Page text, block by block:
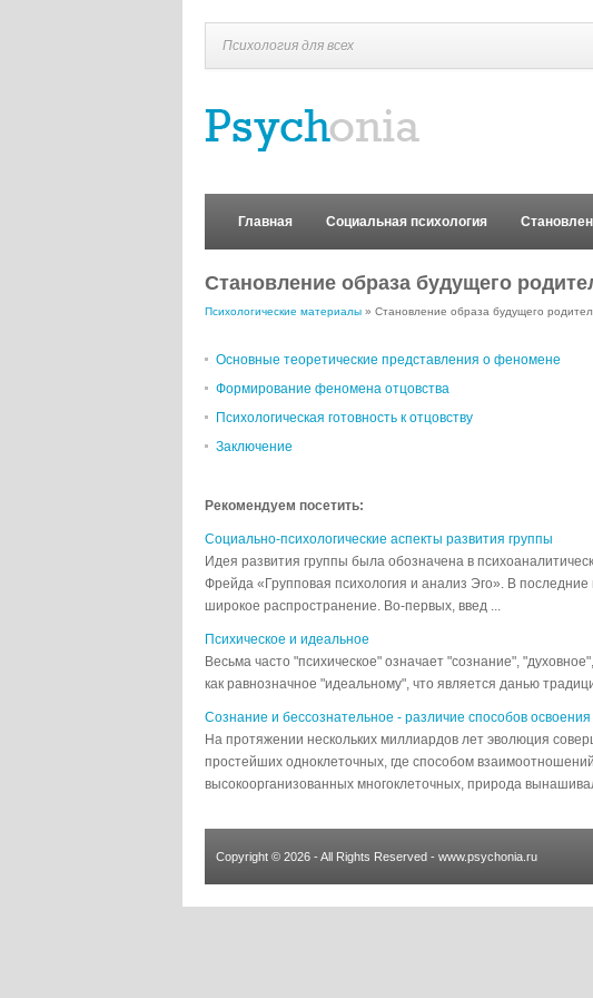
Психология для всех
Главная Социальная психология
Становление образа будущего
Психологические материалы » Становление образа будущего
Основные теоретические представления о феномене
Формирование феномена отцовства
Психологическая готовность к отцовству
Заключение
Рекомендуем посетить:
Социально-психологические аспекты развития группы
Идея развития группы была обозначена в
Фрейда «Групповая психология и анализ Эго». В
широкое распространение. Во-первых, введ ...
Психическое и идеальное
Весьма часто "психическое" означает "сознание",
как равнозначное "идеальному", что является данью
Сознание и бессознательное - различие способов освоения
На протяжении нескольких миллиардов лет эволюция
простейших одноклеточных, где способом
высокоорганизованных многоклеточных, природа
Copyright © 2026 - All Rights Reserved - www.psychonia.ru